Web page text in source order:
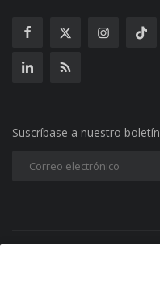
Suscríbase a nuestro boletín